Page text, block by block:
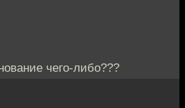
чего-либо???